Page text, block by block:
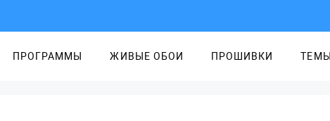
ПРОГРАММЫ ЖИВЫЕ ОБОИ ПРОШИВКИ ТЕМЫ